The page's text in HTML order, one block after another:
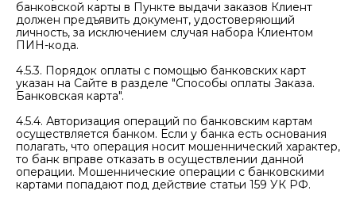
банковской карты в Пункте выдачи заказов Клиент
должен предъявить документ, удостоверяющий
личность, за исключением случая набора Клиентом
ПИН-кода.
4.5.3. Порядок оплаты с помощью банковских карт
указан на Сайте в разделе "Способы оплаты Заказа.
Банковская карта".
4.5.4. Авторизация операций по банковским картам
осуществляется банком. Если у банка есть основания
полагать, что операция носит мошеннический характер,
то банк вправе отказать в осуществлении данной
операции. Мошеннические операции с банковскими
картами попадают под действие статьи 159 УК РФ.